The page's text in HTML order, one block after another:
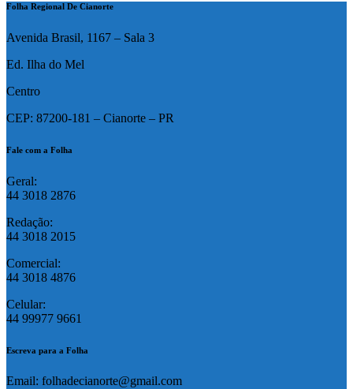
Folha Regional De Cianorte
Avenida Brasil, 1167 – Sala 3
Ed. Ilha do Mel
Centro
CEP: 87200-181 – Cianorte – PR
Fale com a Folha
Geral:
44 3018 2876
Redação:
44 3018 2015
Comercial:
44 3018 4876
Celular:
44 99977 9661
Escreva para a Folha
Email: folhadecianorte@gmail.com